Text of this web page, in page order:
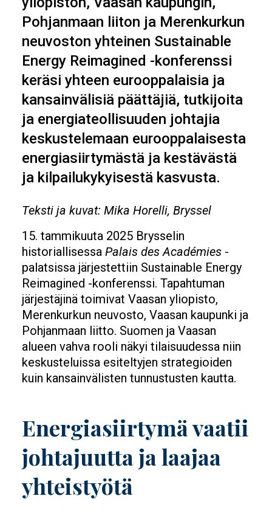
Pohjanmaan liiton ja Merenkurkun
neuvoston yhteinen Sustainable
Energy Reimagined -konferenssi
keräsi yhteen eurooppalaisia ja
kansainvälisiä päättäjiä, tutkijoita
ja energiateollisuuden johtajia
keskustelemaan eurooppalaisesta
energiasiirtymästä ja kestävästä
ja kilpailukykyisestä kasvusta.
Teksti ja kuvat: Mika Horelli, Bryssel
15. tammikuuta 2025 Brysselin
historiallisessa Palais des Académies -
palatsissa järjestettiin Sustainable Energy
Reimagined -konferenssi. Tapahtuman
järjestäjinä toimivat Vaasan yliopisto,
Merenkurkun neuvosto, Vaasan kaupunki ja
Pohjanmaan liitto. Suomen ja Vaasan
alueen vahva rooli näkyi tilaisuudessa niin
keskusteluissa esiteltyjen strategioiden
kuin kansainvälisten tunnustusten kautta.
Energiasiirtymä vaatii
johtajuutta ja laajaa
yhteistyötä